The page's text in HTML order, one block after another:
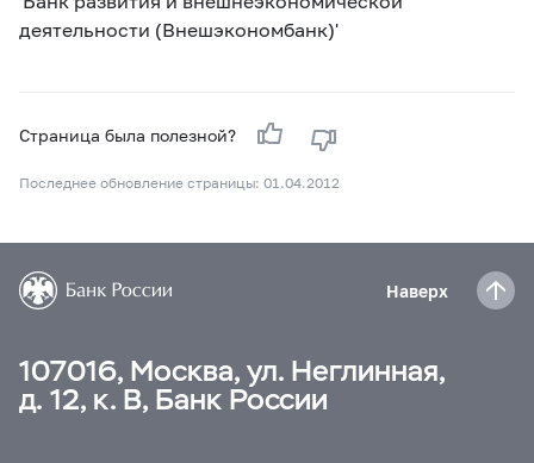
деятельности (Внешэкономбанк)'
Страница была полезной?
Последнее обновление страницы: 01.04.2012
Наверх
107016, Москва, ул. Неглинная,
д. 12, к. В, Банк России